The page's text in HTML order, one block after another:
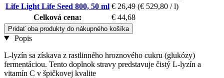
Life Light Life Seed 800, 50 ml € 26,49 (€ 529,80 / l)
Celková cena:
€ 44,68
Pridať oba produkty do nákupného košíka
Popis
L-lyzín sa získava z rastlinného hroznového cukru (glukózy)
fermentáciou. Tento doplnok stravy predstavuje čistý L-lyzín a
vitamín C v špičkovej kvalite